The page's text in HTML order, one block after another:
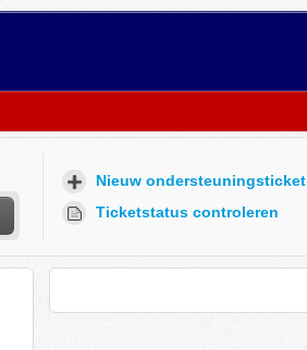
Nieuw ondersteuningsticket
Ticketstatus controleren